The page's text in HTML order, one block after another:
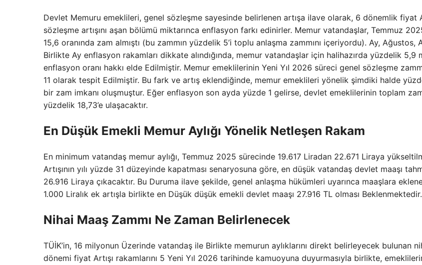
Devlet Memuru emeklileri, genel sözleşme sayesinde belirlenen artışa ilave olarak, 6 dönemlik fiyat
sözleşme artışını aşan bölümü miktarınca enflasyon farkı edinirler. Memur vatandaşlar, Temmuz
15,6 oranında zam almıştı (bu zammın yüzdelik 5’i toplu anlaşma zammını içeriyordu). Ay, Ağustos,
Birlikte Ay enflasyon rakamları dikkate alındığında, memur vatandaşlar için halihazırda yüzdelik 5,9
enflasyon oranı hakkı elde Edilmiştir. Memur emeklilerinin Yeni Yıl 2026 süreci genel sözleşme
11 olarak tespit Edilmiştir. Bu fark ve artış eklendiğinde, memur emeklileri yönelik şimdiki halde
bir zam imkanı oluşmuştur. Eğer enflasyon son ayda yüzde 1 gelirse, devlet emeklilerinin toplam
yüzdelik 18,73’e ulaşacaktır.
En Düşük Emekli Memur Aylığı Yönelik Netleşen Rakam
En minimum vatandaş memur aylığı, Temmuz 2025 sürecinde 19.617 Liradan 22.671 Liraya
Artışının yılı yüzde 31 düzeyinde kapatması senaryosuna göre, en düşük vatandaş devlet maaşı
26.916 Liraya çıkacaktır. Bu Duruma ilave şekilde, genel anlaşma hükümleri uyarınca maaşlara
1.000 Liralık ek artışla birlikte en Düşük düşük emekli devlet maaşı 27.916 TL olması Beklenmektedir.
Nihai Maaş Zammı Ne Zaman Belirlenecek
TÜİK’in, 16 milyonun Üzerinde vatandaş ile Birlikte memurun aylıklarını direkt belirleyecek bulunan
dönemi fiyat Artışı rakamlarını 5 Yeni Yıl 2026 tarihinde kamuoyuna duyurmasıyla birlikte,